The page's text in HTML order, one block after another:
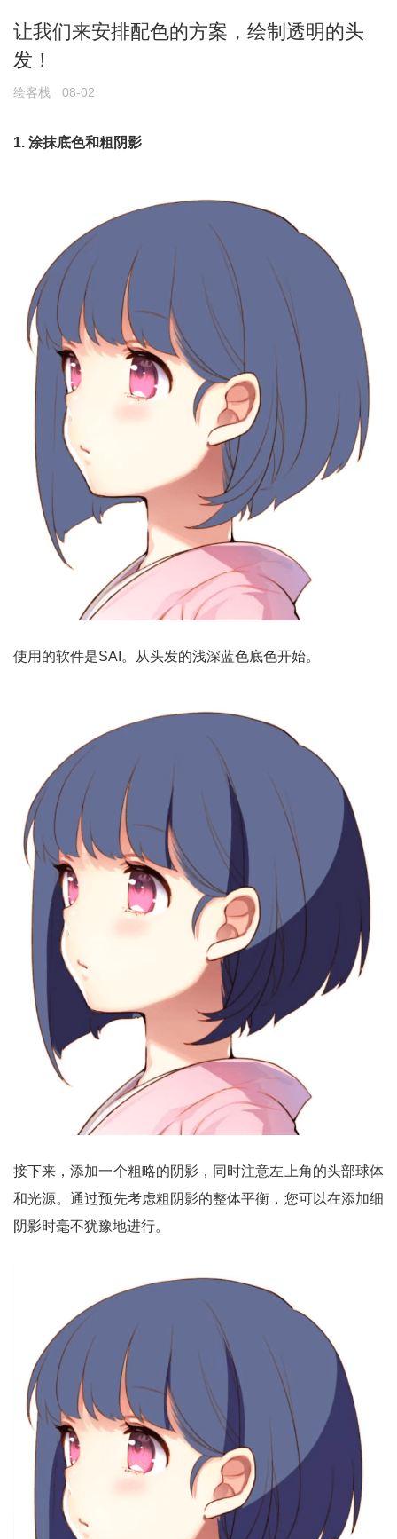
让我们来安排配色的方案，绘制透明的头
发！
绘客栈 08-02
1. 涂抹底色和粗阴影
使用的软件是SAI。从头发的浅深蓝色底色开始。
接下来，添加一个粗略的阴影，同时注意左上角的头部球体
和光源。通过预先考虑粗阴影的整体平衡，您可以在添加细
阴影时毫不犹豫地进行。